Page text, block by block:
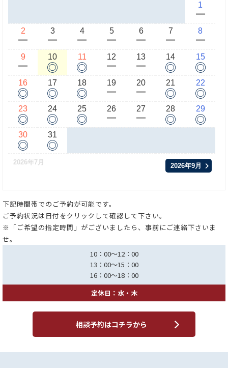
1
ー
2
ー
3
ー
4
ー
5
ー
6
ー
7
ー
8
ー
9
ー
10
◎
11
◎
12
ー
13
ー
14
◎
15
◎
16
◎
17
◎
18
◎
19
ー
20
ー
21
◎
22
◎
23
◎
24
◎
25
◎
26
ー
27
ー
28
◎
29
◎
30
◎
31
◎
2026年7月 2026年9月
下記時間帯でのご予約が可能です。
ご予約状況は日付をクリックして確認して下さい。
※「ご希望の指定時間」がございましたら、事前にご連絡下さいま
せ。
10：00～12：00
13：00～15：00
16：00～18：00
定休日：水・木
相談予約はコチラから